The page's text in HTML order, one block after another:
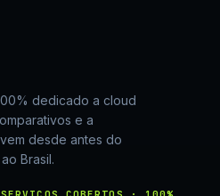
dedicado a cloud
e a
desde antes do
Brasil.